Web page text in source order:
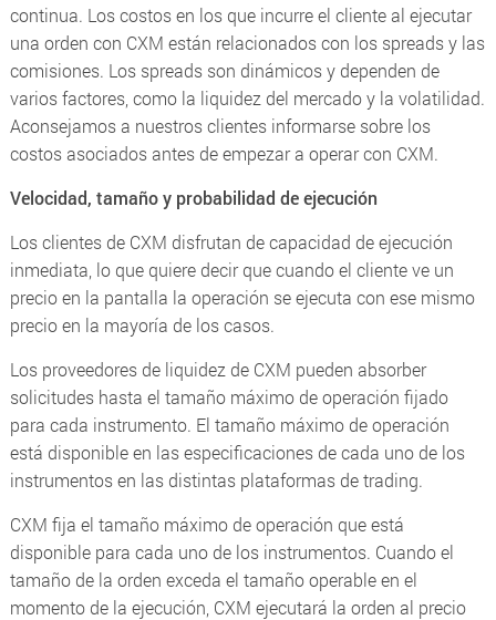
continua. Los costos en los que incurre el cliente al ejecutar
una orden con CXM están relacionados con los spreads y las
comisiones. Los spreads son dinámicos y dependen de
varios factores, como la liquidez del mercado y la volatilidad.
Aconsejamos a nuestros clientes informarse sobre los
costos asociados antes de empezar a operar con CXM.
Velocidad, tamaño y probabilidad de ejecución
Los clientes de CXM disfrutan de capacidad de ejecución
inmediata, lo que quiere decir que cuando el cliente ve un
precio en la pantalla la operación se ejecuta con ese mismo
precio en la mayoría de los casos.
Los proveedores de liquidez de CXM pueden absorber
solicitudes hasta el tamaño máximo de operación fijado
para cada instrumento. El tamaño máximo de operación
está disponible en las especificaciones de cada uno de los
instrumentos en las distintas plataformas de trading.
CXM fija el tamaño máximo de operación que está
disponible para cada uno de los instrumentos. Cuando el
tamaño de la orden exceda el tamaño operable en el
momento de la ejecución, CXM ejecutará la orden al precio